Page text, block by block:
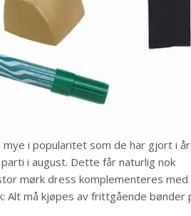
i popularitet som de har gjort i
i august. Dette får naturlig nok
mørk dress komplementeres
Alt må kjøpes av frittgående bønder